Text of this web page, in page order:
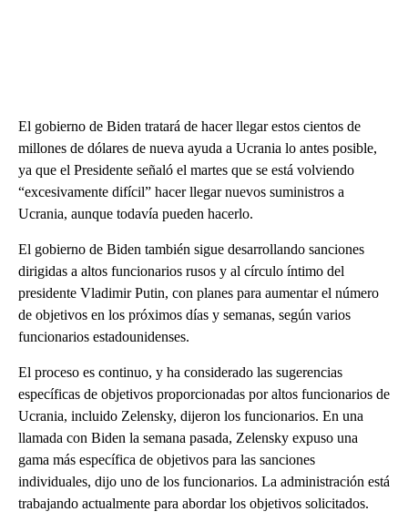
El gobierno de Biden tratará de hacer llegar estos cientos de
millones de dólares de nueva ayuda a Ucrania lo antes posible,
ya que el Presidente señaló el martes que se está volviendo
“excesivamente difícil” hacer llegar nuevos suministros a
Ucrania, aunque todavía pueden hacerlo.
El gobierno de Biden también sigue desarrollando sanciones
dirigidas a altos funcionarios rusos y al círculo íntimo del
presidente Vladimir Putin, con planes para aumentar el número
de objetivos en los próximos días y semanas, según varios
funcionarios estadounidenses.
El proceso es continuo, y ha considerado las sugerencias
específicas de objetivos proporcionadas por altos funcionarios de
Ucrania, incluido Zelensky, dijeron los funcionarios. En una
llamada con Biden la semana pasada, Zelensky expuso una
gama más específica de objetivos para las sanciones
individuales, dijo uno de los funcionarios. La administración está
trabajando actualmente para abordar los objetivos solicitados.